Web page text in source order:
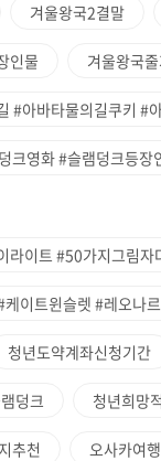
겨울왕국2결말
인물 겨울왕국
#아바타물의길쿠키 #
크영화 #슬램덩크등장
라이트 #50가지그림
이트윈슬렛 #레오나
청년도약계좌신청기간
덩크 청년희망
추천 오사카여